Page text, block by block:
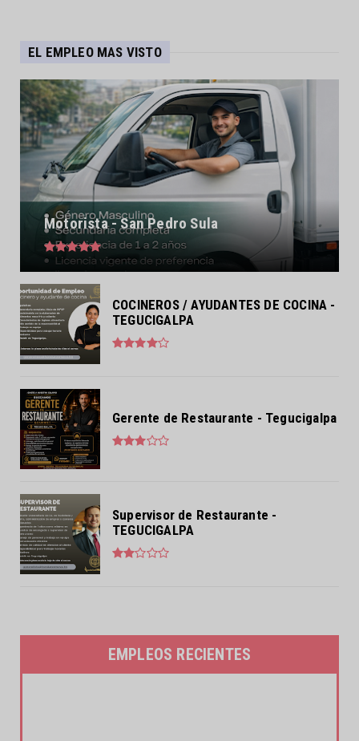
EL EMPLEO MAS VISTO
Motorista - San Pedro Sula
COCINEROS / AYUDANTES DE COCINA -
TEGUCIGALPA
Gerente de Restaurante - Tegucigalpa
Supervisor de Restaurante -
TEGUCIGALPA
EMPLEOS RECIENTES